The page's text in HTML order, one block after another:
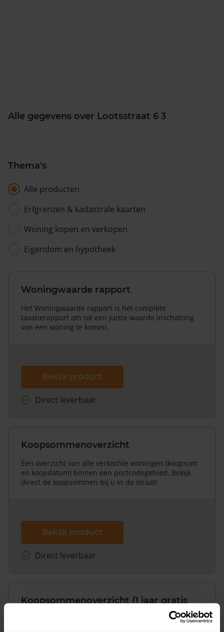
Alle gegevens over Lootsstraat 6 3
Thema's
Alle producten
Erfgrenzen & kadastrale kaarten
Woning kopen en verkopen
Eigendom en hypotheek
Woningwaarde rapport
Het Woningwaarde rapport is hét complete
taxatierapport om tot een juiste waarde inschatting
van een woning te komen.
Bekijk product
Direct leverbaar
Koopsommenoverzicht
Een overzicht van alle verkochte woningen (koopsom
en koopdatum) binnen een postcodegebied. Bekijk
direct de koopsommen bij u in de straat!
Bekijk product
Direct leverbaar
Koopsommenoverzicht (1 jaar gratis